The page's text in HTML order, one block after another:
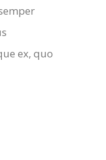
ex, quo